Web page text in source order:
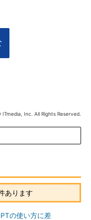
Inc. All Rights Reserved.
あります
の使い方に差